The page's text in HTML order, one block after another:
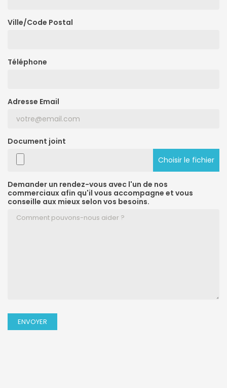
Ville/Code Postal
Téléphone
Adresse Email
Document joint
Choisir le fichier
Demander un rendez-vous avec l'un de nos
commerciaux afin qu'il vous accompagne et vous
conseille aux mieux selon vos besoins.